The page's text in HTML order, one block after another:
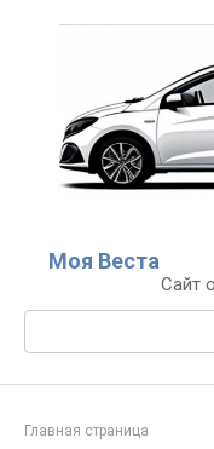
Моя Веста
Сайт
Поиск:
Главная страница